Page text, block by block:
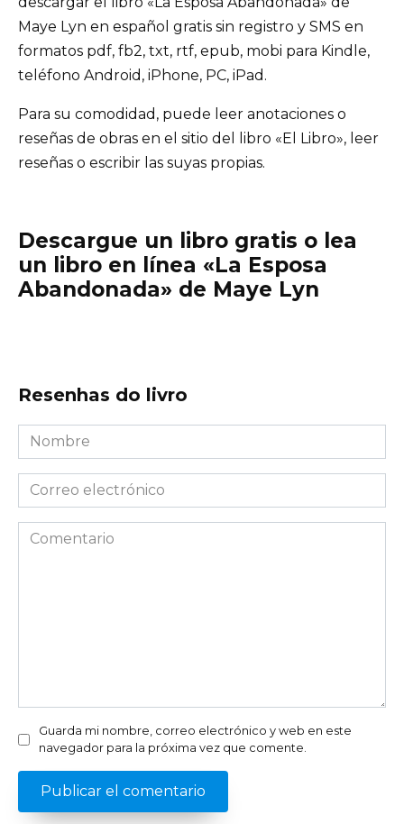
Maye Lyn en español gratis sin registro y SMS en
formatos pdf, fb2, txt, rtf, epub, mobi para Kindle,
teléfono Android, iPhone, PC, iPad.
Para su comodidad, puede leer anotaciones o
reseñas de obras en el sitio del libro «El Libro», leer
reseñas o escribir las suyas propias.
Descargue un libro gratis o lea
un libro en línea «La Esposa
Abandonada» de Maye Lyn
Resenhas do livro
Nombre
*
Correo
electrónico
*Comentario
Guarda mi nombre, correo electrónico y web en este
navegador para la próxima vez que comente.